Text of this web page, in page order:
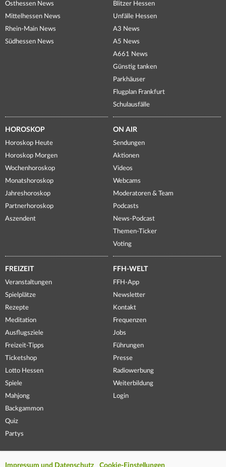
Osthessen News
Mittelhessen News
Rhein-Main News
Südhessen News
Blitzer Hessen
Unfälle Hessen
A3 News
A5 News
A661 News
Günstig tanken
Parkhäuser
Flugplan Frankfurt
Schulausfälle
HOROSKOP
Horoskop Heute
Horoskop Morgen
Wochenhoroskop
Monatshoroskop
Jahreshoroskop
Partnerhoroskop
Aszendent
ON AIR
Sendungen
Aktionen
Videos
Webcams
Moderatoren & Team
Podcasts
News-Podcast
Themen-Ticker
Voting
FREIZEIT
Veranstaltungen
Spielplätze
Rezepte
Meditation
Ausflugsziele
Freizeit-Tipps
Ticketshop
Lotto Hessen
Spiele
Mahjong
Backgammon
Quiz
Partys
FFH-WELT
FFH-App
Newsletter
Kontakt
Frequenzen
Jobs
Führungen
Presse
Radiowerbung
Weiterbildung
Login
Impressum und Datenschutz Cookie-Einstellungen